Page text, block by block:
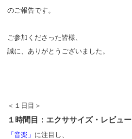
のご報告です。
ご参加くださった皆様、
誠に、ありがとうございました。
＜１日目＞
１時間目：エクササイズ・レビュー
「音楽」 に注目し、